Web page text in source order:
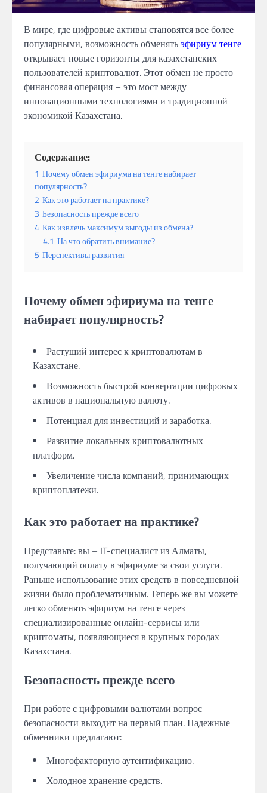
В мире, где цифровые активы становятся все более
популярными, возможность обменятьэфириум тенге
открывает новые горизонты для казахстанских
пользователей криптовалют. Этот обмен не просто
финансовая операция – это мост между
инновационными технологиями и традиционной
экономикой Казахстана.
Содержание:
1 Почему обмен эфириума на тенге набирает
популярность?
2 Как это работает на практике?
3 Безопасность прежде всего
4 Как извлечь максимум выгоды из обмена?
4.1 На что обратить внимание?
5 Перспективы развития
Почему обмен эфириума на тенге
набирает популярность?
Растущий интерес к криптовалютам в
Казахстане.
Возможность быстрой конвертации цифровых
активов в национальную валюту.
Потенциал для инвестиций и заработка.
Развитие локальных криптовалютных
платформ.
Увеличение числа компаний, принимающих
криптоплатежи.
Как это работает на практике?
Представьте: вы – IT-специалист из Алматы,
получающий оплату в эфириуме за свои услуги.
Раньше использование этих средств в повседневной
жизни было проблематичным. Теперь же вы можете
легко обменять эфириум на тенге через
специализированные онлайн-сервисы или
криптоматы, появляющиеся в крупных городах
Казахстана.
Безопасность прежде всего
При работе с цифровыми валютами вопрос
безопасности выходит на первый план. Надежные
обменники предлагают:
Многофакторную аутентификацию.
Холодное хранение средств.